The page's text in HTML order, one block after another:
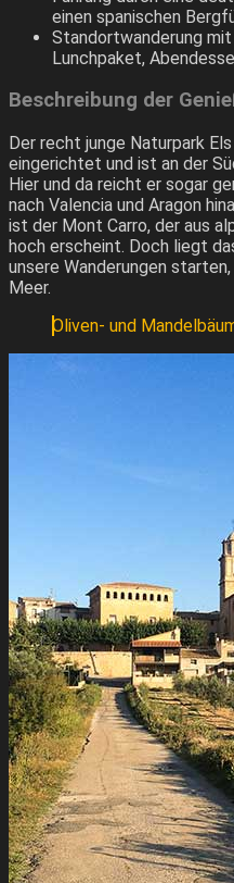
einen spanischen
Standortwanderung
Lunchpaket,
Beschreibung der
Der recht junge Naturpark
eingerichtet und ist an der
Hier und da reicht er sogar
nach Valencia und Aragon
ist der Mont Carro, der aus
hoch erscheint. Doch liegt
unsere Wanderungen
Meer.
Oliven- und